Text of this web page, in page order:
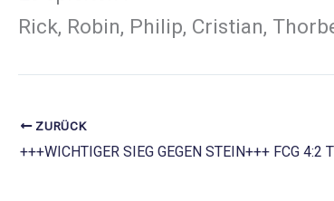
Rick, Robin, Philip, Cristian,
ZURÜCK
+++WICHTIGER SIEG GEGEN STEIN+++ FCG 4:2